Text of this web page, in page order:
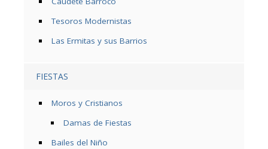
Tesoros Modernistas
Las Ermitas y sus Barrios
FIESTAS
Moros y Cristianos
Damas de Fiestas
Bailes del Niño